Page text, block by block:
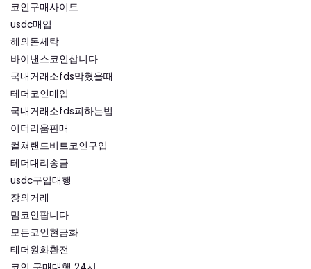
코인구매사이트
usdc매입
해외돈세탁
바이낸스코인삽니다
국내거래소fds막혔을때
테더코인매입
국내거래소fds피하는법
이더리움판매
컬쳐랜드비트코인구입
테더대리송금
usdc구입대행
장외거래
밈코인팝니다
모든코인현금화
태더원화환전